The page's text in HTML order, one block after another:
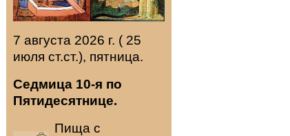
7 августа 2026 г. ( 25
июля ст.ст.), пятница.
Седмица 10-я по
Пятидесятнице.
Пища с